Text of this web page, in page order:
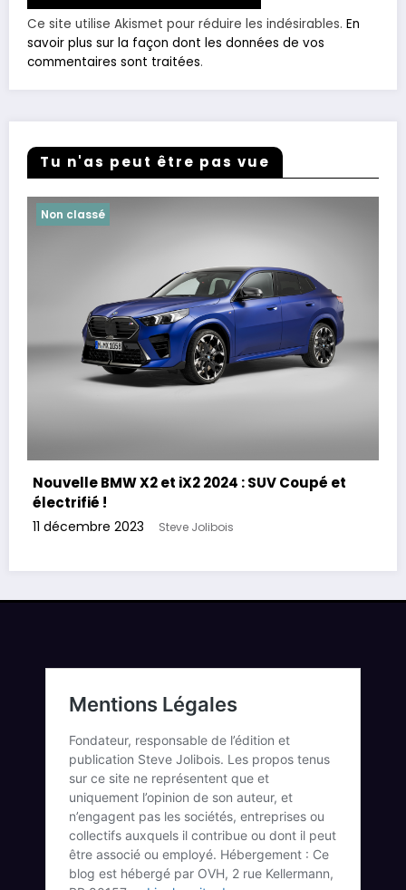
Ce site utilise Akismet pour réduire les indésirables. En
savoir plus sur la façon dont les données de vos
commentaires sont traitées.
Tu n'as peut être pas vue
Non classé
Nouvelle BMW X2 et iX2 2024 : SUV Coupé et
électrifié !
11 décembre 2023 Steve Jolibois